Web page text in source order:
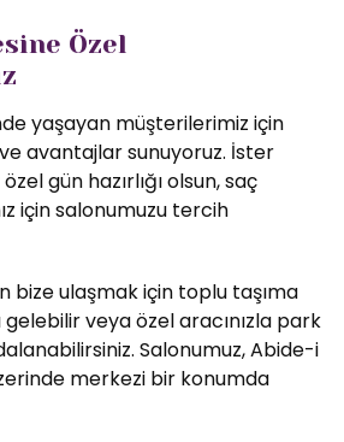
Özel
yaşayan müşterilerimiz için
avantajlar sunuyoruz. İster
gün hazırlığı olsun, saç
için salonumuzu tercih
bize ulaşmak için toplu taşıma
veya özel aracınızla park
Salonumuz, Abide-i
merkezi bir konumda